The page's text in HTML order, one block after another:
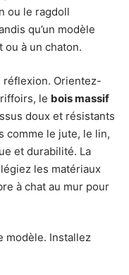
ou le ragdoll
qu’un modèle
ou à un chaton.
réflexion. Orientez-
le bois massif
doux et résistants
comme le jute, le lin,
et durabilité. La
les matériaux
à chat au mur pour
modèle. Installez